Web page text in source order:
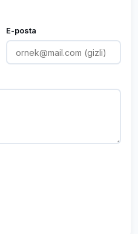
E-posta